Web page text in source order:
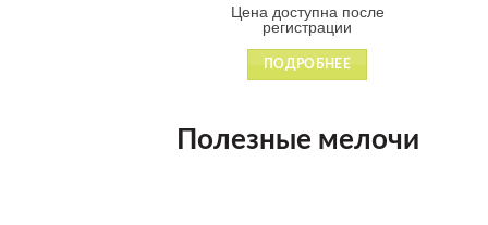
Цена доступна после
регистрации
ПОДРОБНЕЕ
Полезные мелочи